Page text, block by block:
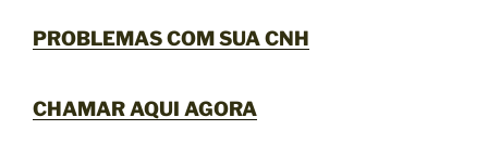
PROBLEMAS COM SUA CNH
CHAMAR AQUI AGORA